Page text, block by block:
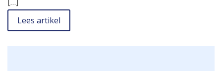
Lees artikel